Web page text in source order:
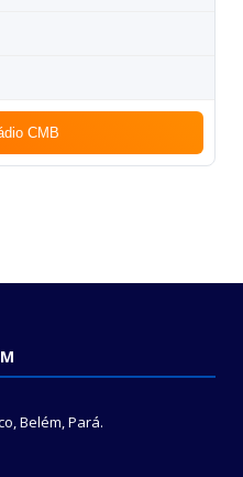
CMB
Belém, Pará.